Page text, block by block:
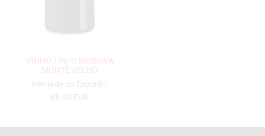
VINHO TINTO RESERVA
MONTE VELHO
Herdade do Esporão
€8.90 EUR